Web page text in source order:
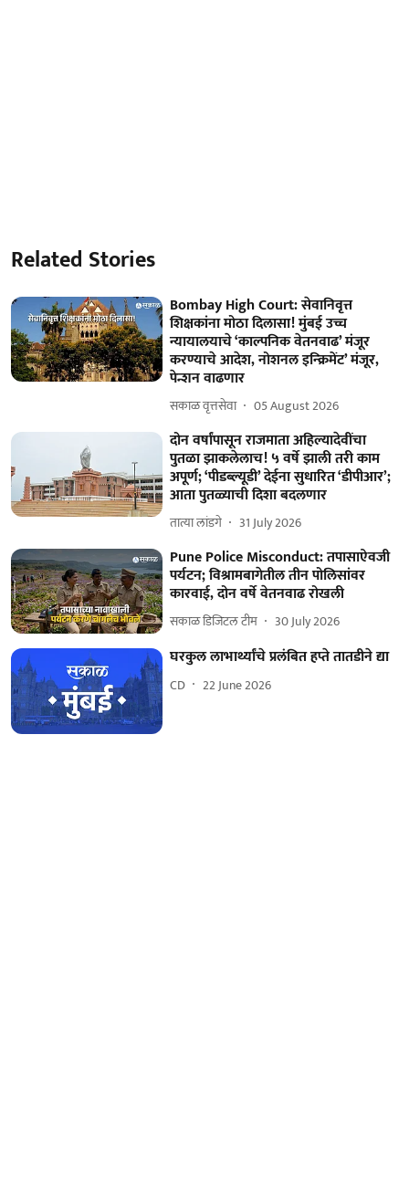
Related Stories
Bombay High Court: सेवानिवृत्त
शिक्षकांना मोठा दिलासा! मुंबई उच्च
न्यायालयाचे ‘काल्पनिक वेतनवाढ’ मंजूर
करण्याचे आदेश, नोशनल इन्क्रिमेंट’ मंजूर,
पेन्शन वाढणार
सकाळ वृत्तसेवा 05 August 2026
दोन वर्षांपासून राजमाता अहिल्यादेवींचा
पुतळा झाकलेलाच! ५ वर्षे झाली तरी काम
अपूर्ण; ‘पीडब्ल्यूडी’ देईना सुधारित ‘डीपीआर’;
आता पुतळ्याची दिशा बदलणार
तात्या लांडगे 31 July 2026
Pune Police Misconduct: तपासाऐवजी
पर्यटन; विश्रामबागेतील तीन पोलिसांवर
कारवाई, दोन वर्षे वेतनवाढ रोखली
सकाळ डिजिटल टीम 30 July 2026
घरकुल लाभार्थ्यांचे प्रलंबित हप्ते तातडीने द्या
CD 22 June 2026